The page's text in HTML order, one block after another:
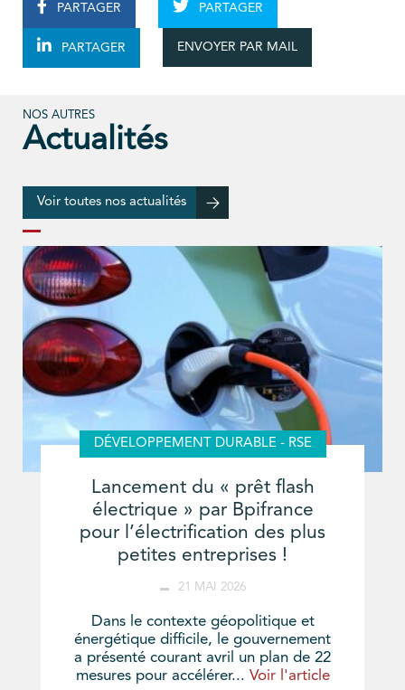
PARTAGER PARTAGER
PARTAGER ENVOYER PAR MAIL
NOS AUTRES
Actualités
Voir toutes nos actualités
DÉVELOPPEMENT DURABLE - RSE
Lancement du « prêt flash
électrique » par Bpifrance
pour l’électrification des plus
petites entreprises !
21 MAI 2026
Dans le contexte géopolitique et
énergétique difficile, le gouvernement
a présenté courant avril un plan de 22
mesures pour accélérer... Voir l'article